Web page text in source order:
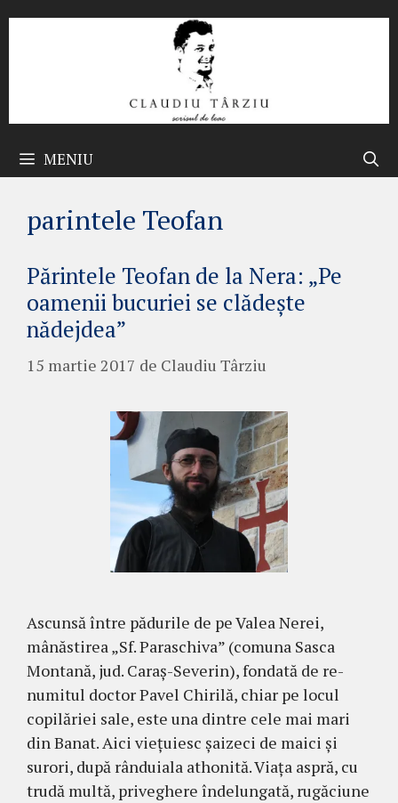
MENIU
parintele Teofan
Părintele Teofan de la Nera: „Pe
oamenii bucuriei se clădeşte
nădejdea”
15 martie 2017 de Claudiu Târziu
Ascunsă între pădurile de pe Valea Nerei,
mânăstirea „Sf. Paraschiva” (comuna Sasca
Montană, jud. Caraş-Severin), fondată de re­
numitul doctor Pavel Chirilă, chiar pe locul
copilă­riei sale, este una dintre cele mai mari
din Banat. Aici vieţuiesc şaizeci de maici şi
surori, după rânduiala atho­nită. Viaţa aspră, cu
trudă multă, priveghere înde­lungată, rugăciune